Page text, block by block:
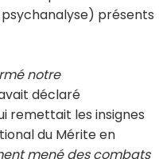
présents
notre
déclaré
remettait les insignes
du Mérite en
mené des combats